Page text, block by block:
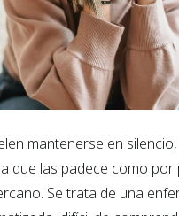
mantenerse en
que las padece como por
Se trata de una